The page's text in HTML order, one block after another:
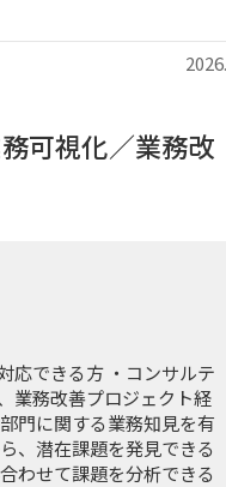
可視化／業務改
応できる方 ・コンサルテ
業務改善プロジェクト経
門に関する業務知見を有
、潜在課題を発見できる
わせて課題を分析できる